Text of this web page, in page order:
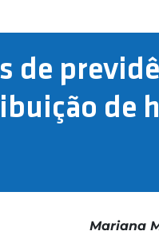
de
de
Mariana